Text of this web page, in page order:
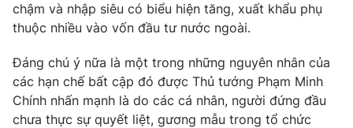
Video Shorts video
VTV Money VTV Thể thao
VTV Sức khoẻ Bất động sản
chậm và nhập siêu có biểu hiện tăng, xuất khẩu phụ
thuộc nhiều vào vốn đầu tư nước ngoài.
Đáng chú ý nữa là một trong những nguyên nhân của
các hạn chế bất cập đó được Thủ tướng Phạm Minh
Chính nhấn mạnh là do các cá nhân, người đứng đầu
chưa thực sự quyết liệt, gương mẫu trong tổ chức